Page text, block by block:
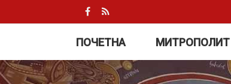
ПОЧЕТНА МИТРОПОЛИТ